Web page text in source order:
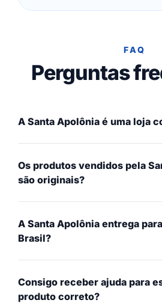
FAQ
Perguntas
A Santa Apolônia é uma loja
Os produtos vendidos pela
são originais?
A Santa Apolônia entrega
Brasil?
Consigo receber ajuda para
produto correto?